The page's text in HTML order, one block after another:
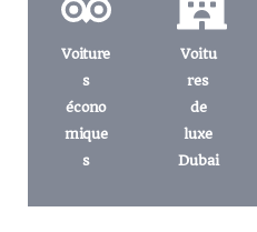
Voiture
s
écono
mique
s
Voitu
res
de
luxe
Dubai